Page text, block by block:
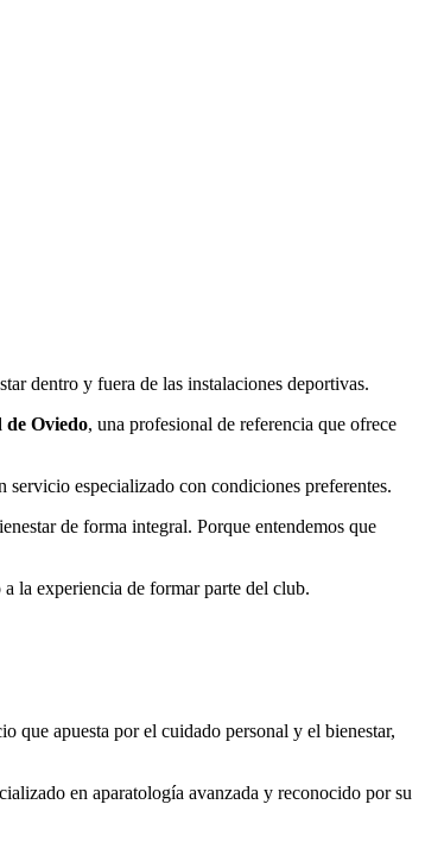
dentro y fuera de las instalaciones deportivas.
de Oviedo, una profesional de referencia que ofrece
servicio especializado con condiciones preferentes.
de forma integral. Porque entendemos que
la experiencia de formar parte del club.
que apuesta por el cuidado personal y el bienestar,
en aparatología avanzada y reconocido por su